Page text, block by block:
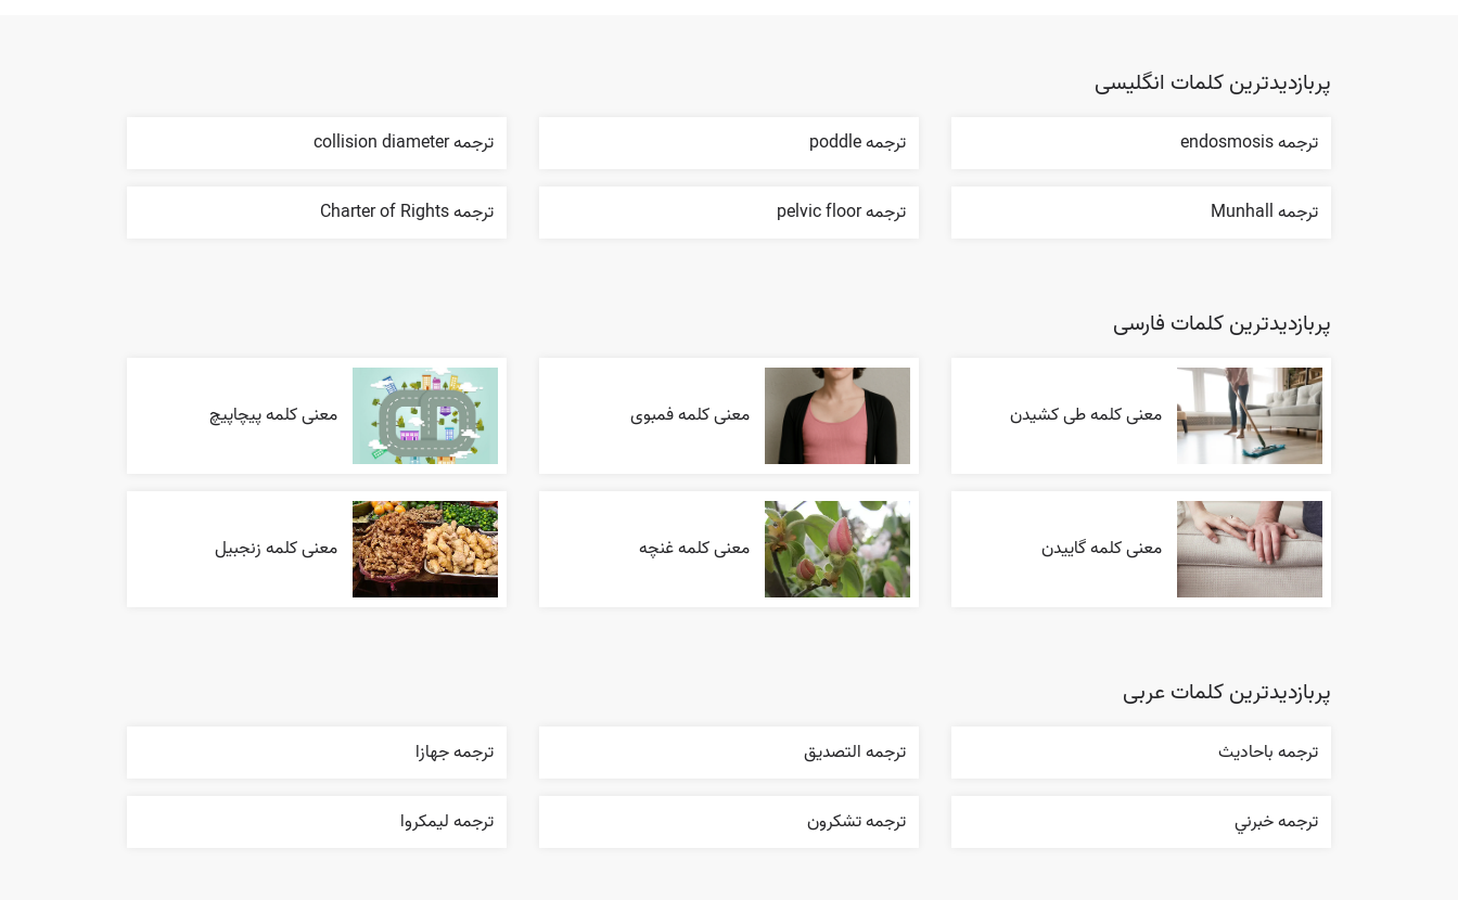
پربازدیدترین کلمات انگلیسی
ترجمه endosmosis ترجمه poddle ترجمه collision diameter
ترجمه Munhall ترجمه pelvic floor ترجمه Charter of Rights
پربازدیدترین کلمات فارسی
معنی کلمه طی کشیدن معنی کلمه فمبوی معنی کلمه پیچاپیچ
معنی کلمه گاییدن معنی کلمه غنچه معنی کلمه زنجبیل
پربازدیدترین کلمات عربی
ترجمه باحاديث ترجمه التصديق ترجمه جهازا
ترجمه خبرني ترجمه تشکرون ترجمه ليمکروا